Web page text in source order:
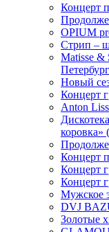
Концерт
OPIUM
Стрип –
Matissе &
Новый
Концерт
Anton
коровка»
Концерт
Концерт
Концерт
Мужское
DVJ
Золотые